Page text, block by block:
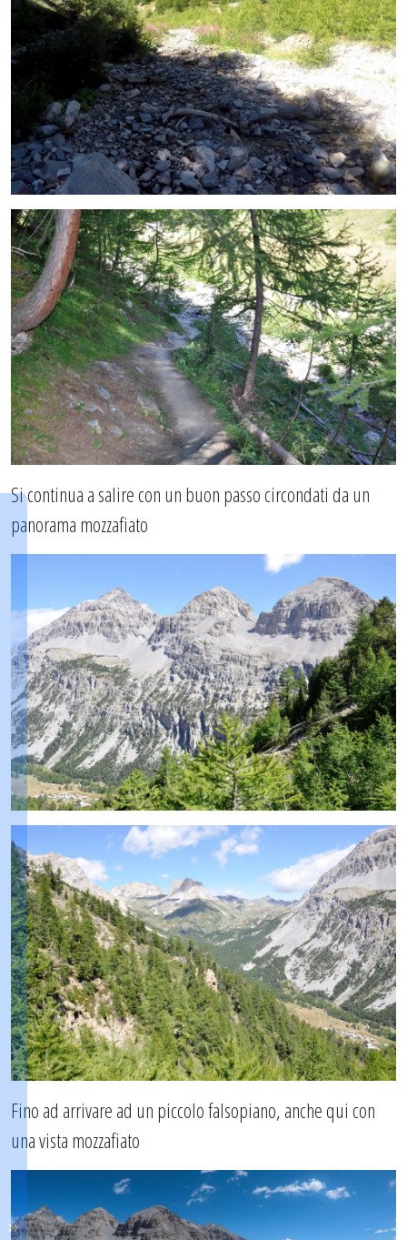
Si continua a salire con un buon passo circondati da un
panorama mozzafiato
Fino ad arrivare ad un piccolo falsopiano, anche qui con
una vista mozzafiato